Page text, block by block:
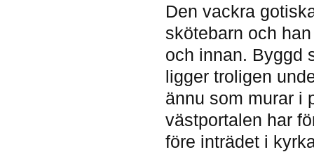
Den vackra
skötebarn och
och innan. Byggd
ligger troligen
ännu som murar i
västportalen har
före inträdet i